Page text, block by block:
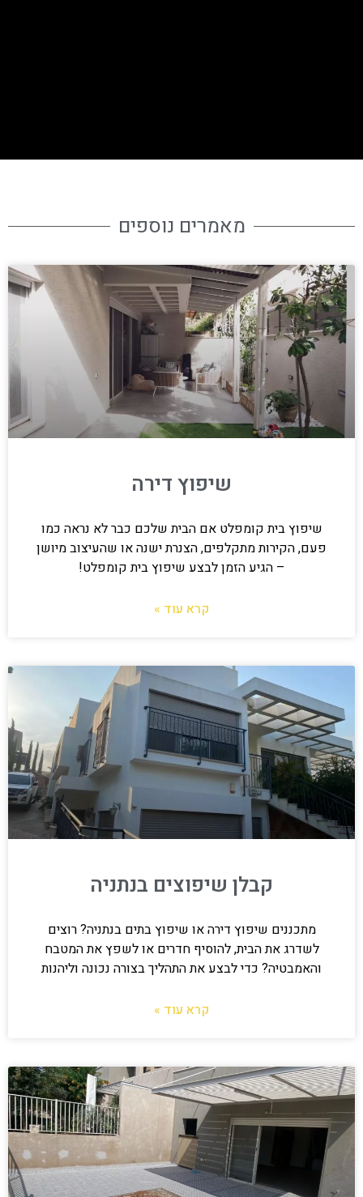
מאמרים נוספים
שיפוץ דירה
שיפוץ בית קומפלט אם הבית שלכם כבר לא נראה כמו
פעם, הקירות מתקלפים, הצנרת ישנה או שהעיצוב מיושן
– הגיע הזמן לבצע שיפוץ בית קומפלט!
קרא עוד »
קבלן שיפוצים בנתניה
מתכננים שיפוץ דירה או שיפוץ בתים בנתניה? רוצים
לשדרג את הבית, להוסיף חדרים או לשפץ את המטבח
והאמבטיה? כדי לבצע את התהליך בצורה נכונה וליהנות
קרא עוד »